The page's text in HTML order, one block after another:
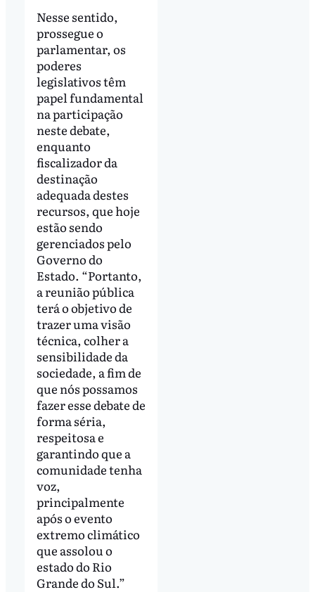
Nesse sentido,
prossegue o
parlamentar, os
poderes
legislativos têm
papel fundamental
na participação
neste debate,
enquanto
fiscalizador da
destinação
adequada destes
recursos, que hoje
estão sendo
gerenciados pelo
Governo do
Estado. “Portanto,
a reunião pública
terá o objetivo de
trazer uma visão
técnica, colher a
sensibilidade da
sociedade, a fim de
que nós possamos
fazer esse debate de
forma séria,
respeitosa e
garantindo que a
comunidade tenha
voz,
principalmente
após o evento
extremo climático
que assolou o
estado do Rio
Grande do Sul.”